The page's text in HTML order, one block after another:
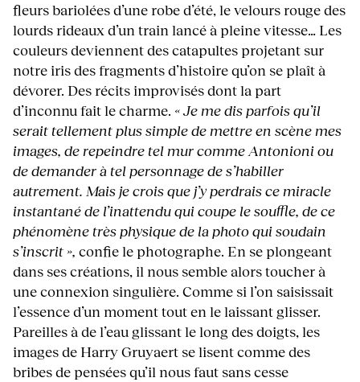
fleurs bariolées d’une robe d’été, le velours rouge des
lourds rideaux d’un train lancé à pleine vitesse… Les
couleurs deviennent des catapultes projetant sur
notre iris des fragments d’histoire qu’on se plaît à
dévorer. Des récits improvisés dont la part
d’inconnu fait le charme. « Je me dis parfois qu’il
serait tellement plus simple de mettre en scène mes
images, de repeindre tel mur comme Antonioni ou
de demander à tel personnage de s’habiller
autrement. Mais je crois que j’y perdrais ce miracle
instantané de l’inattendu qui coupe le souffle, de ce
phénomène très physique de la photo qui soudain
s’inscrit », confie le photographe. En se plongeant
dans ses créations, il nous semble alors toucher à
une connexion singulière. Comme si l’on saisissait
l’essence d’un moment tout en le laissant glisser.
Pareilles à de l’eau glissant le long des doigts, les
images de Harry Gruyaert se lisent comme des
bribes de pensées qu’il nous faut sans cesse